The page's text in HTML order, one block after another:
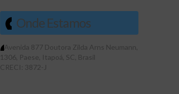
Onde Estamos
Avenida 877 Doutora Zilda Arns Neumann
1306, Paese Itapoá SC Brasil
CRECI: 3872-J